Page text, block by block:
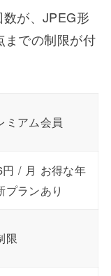
が、JPEG形
までの制限が付
ミアム会員
/ 月 お得な年
プランあり
限